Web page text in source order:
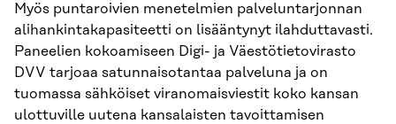
Myös puntaroivien menetelmien palveluntarjonnan
alihankintakapasiteetti on lisääntynyt ilahduttavasti.
Paneelien kokoamiseen Digi- ja Väestötietovirasto
DVV tarjoaa satunnaisotantaa palveluna ja on
tuomassa sähköiset viranomaisviestit koko kansan
ulottuville uutena kansalaisten tavoittamisen